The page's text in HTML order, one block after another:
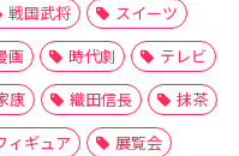
戦国武将
スイーツ
画 時代劇
テレビ
康 織田信長
抹茶
ィギュア
展覧会